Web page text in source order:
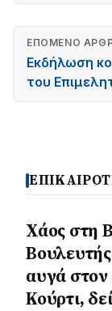
ΕΠΌΜΕΝΟ
Εκδήλωση
του
Χάος στη
αυγά
Κούρτι,